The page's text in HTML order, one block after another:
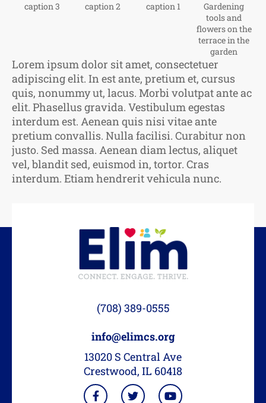
caption 3 caption 2 caption 1
Gardening
tools and
flowers on the
terrace in the
garden
Lorem ipsum dolor sit amet, consectetuer
adipiscing elit. In est ante, pretium et, cursus
quis, nonummy ut, lacus. Morbi volutpat ante ac
elit. Phasellus gravida. Vestibulum egestas
interdum est. Aenean quis nisi vitae ante
pretium convallis. Nulla facilisi. Curabitur non
justo. Sed massa. Aenean diam lectus, aliquet
vel, blandit sed, euismod in, tortor. Cras
interdum. Etiam hendrerit vehicula nunc.
(708) 389-0555
info@elimcs.org
13020 S Central Ave
Crestwood, IL 60418